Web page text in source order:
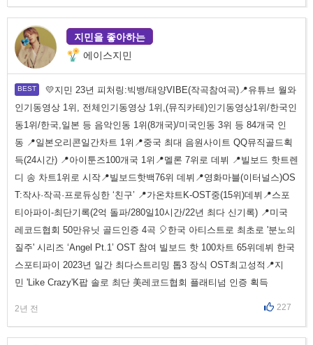
지민을 좋아하는
에이스지민
💛지민 23년 피처링:빅뱅/태양VIBE(작곡참여곡)📍유튜브 월와
인기동영상 1위, 전체인기동영상 1위,(뮤직카테)인기동영상1위/한국인
동1위/한국,일본 등 음악인동 1위(8개국)/미국인동 3위 등 84개국 인
동 📍일본오리콘일간차트 1위📍중국 최대 음원사이트 QQ뮤직골드획
득(24시간) 📍아이툰즈100개국 1위📍멜론 7위로 데뷔 📍빌보드 핫트렌
디 송 차트1위로 시작📍빌보드핫백76위 데뷔📍영화마블(이터널스)OS
T:작사·작곡·프로듀싱한 ‘친구’ 📍가온챠트K-OST중(15위)데뷔📍스포
티아파이-최단기록(2억 돌파/280일10시간/22년 최다 신기록) 📍미국
레코드협회 50만유닛 골드인증 4곡 🎈한국 아티스트로 최초로 '분노의
질주' 시리즈 ‘Angel Pt.1’ OST 참여 빌보드 핫 100차트 65위데뷔 한국
스포티파이 2023년 일간 최다스트리밍 톱3 장식 OST최고성적📍지
민 'Like Crazy'K팝 솔로 최단 美레코드협회 플래티넘 인증 획득
2년 전 227